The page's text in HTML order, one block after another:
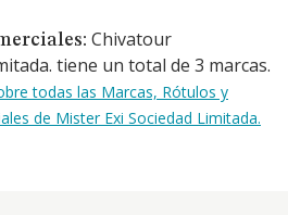
Chivatour
tiene un total de 3 marcas.
todas las Marcas, Rótulos y
de Mister Exi Sociedad Limitada.